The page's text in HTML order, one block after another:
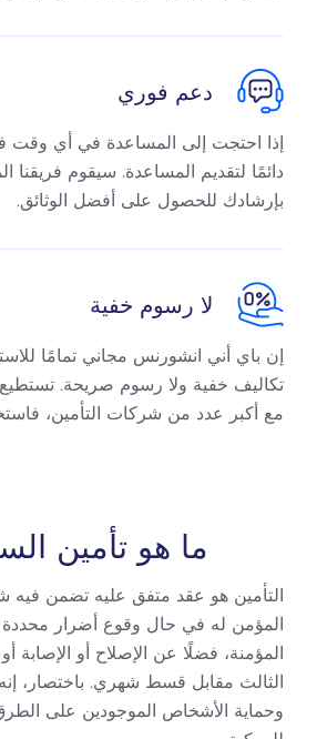
دعم فوري
إذا احتجت إلى المساعدة في أي وقت
دائمًا لتقديم المساعدة. سيقوم فريقنا
بإرشادك للحصول على أفضل الوثائق.
لا رسوم خفية
إن باي أني انشورنس مجاني تمامًا
تكاليف خفية ولا رسوم صريحة. تستطيع
مع أكبر عدد من شركات التأمين،
ما هو تأمين
التأمين هو عقد متفق عليه تضمن فيه
المؤمن له في حال وقوع أضرار محددة
المؤمنة، فضلًا عن الإصلاح أو
الثالث مقابل قسط شهري. باختصار،
وحماية الأشخاص الموجودين على